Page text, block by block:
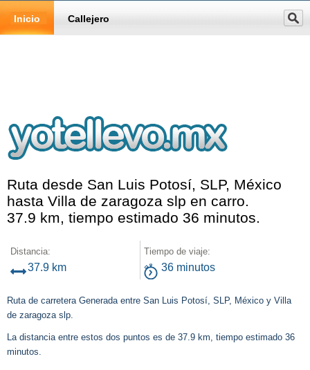
Inicio Callejero
Ruta desde San Luis Potosí, SLP, México
hasta Villa de zaragoza slp en carro.
37.9 km, tiempo estimado 36 minutos.
Distancia:
37.9 km
Tiempo de viaje:
36 minutos
Ruta de carretera Generada entre San Luis Potosí, SLP, México y Villa
de zaragoza slp.
La distancia entre estos dos puntos es de 37.9 km, tiempo estimado 36
minutos.